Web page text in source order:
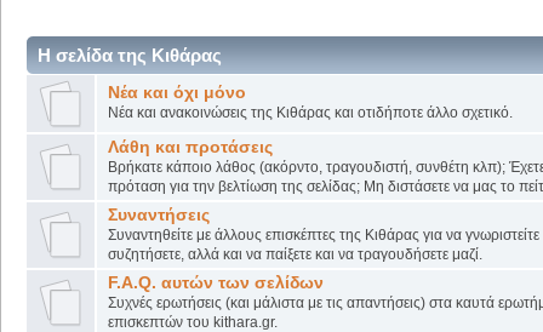
Η σελίδα της Κιθάρας
Νέα και όχι μόνο
Νέα και ανακοινώσεις της Κιθάρας και οτιδήποτε άλλο σχετικό.
Λάθη και προτάσεις
Βρήκατε κάποιο λάθος (ακόρντο, τραγουδιστή, συνθέτη κλπ);
πρόταση για την βελτίωση της σελίδας; Μη διστάσετε να μας το
Συναντήσεις
Συναντηθείτε με άλλους επισκέπτες της Κιθάρας για να
συζητήσετε, αλλά και να παίξετε και να τραγουδήσετε μαζί.
F.A.Q. αυτών των σελίδων
Συχνές ερωτήσεις (και μάλιστα με τις απαντήσεις) στα καυτά
επισκεπτών του kithara.gr.